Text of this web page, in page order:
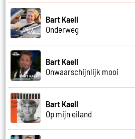
Bart Kaell
Onderweg
Bart Kaell
Onwaarschijnlijk mooi
Bart Kaell
Op mijn eiland